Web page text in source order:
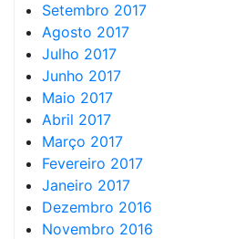
Setembro 2017
Agosto 2017
Julho 2017
Junho 2017
Maio 2017
Abril 2017
Março 2017
Fevereiro 2017
Janeiro 2017
Dezembro 2016
Novembro 2016